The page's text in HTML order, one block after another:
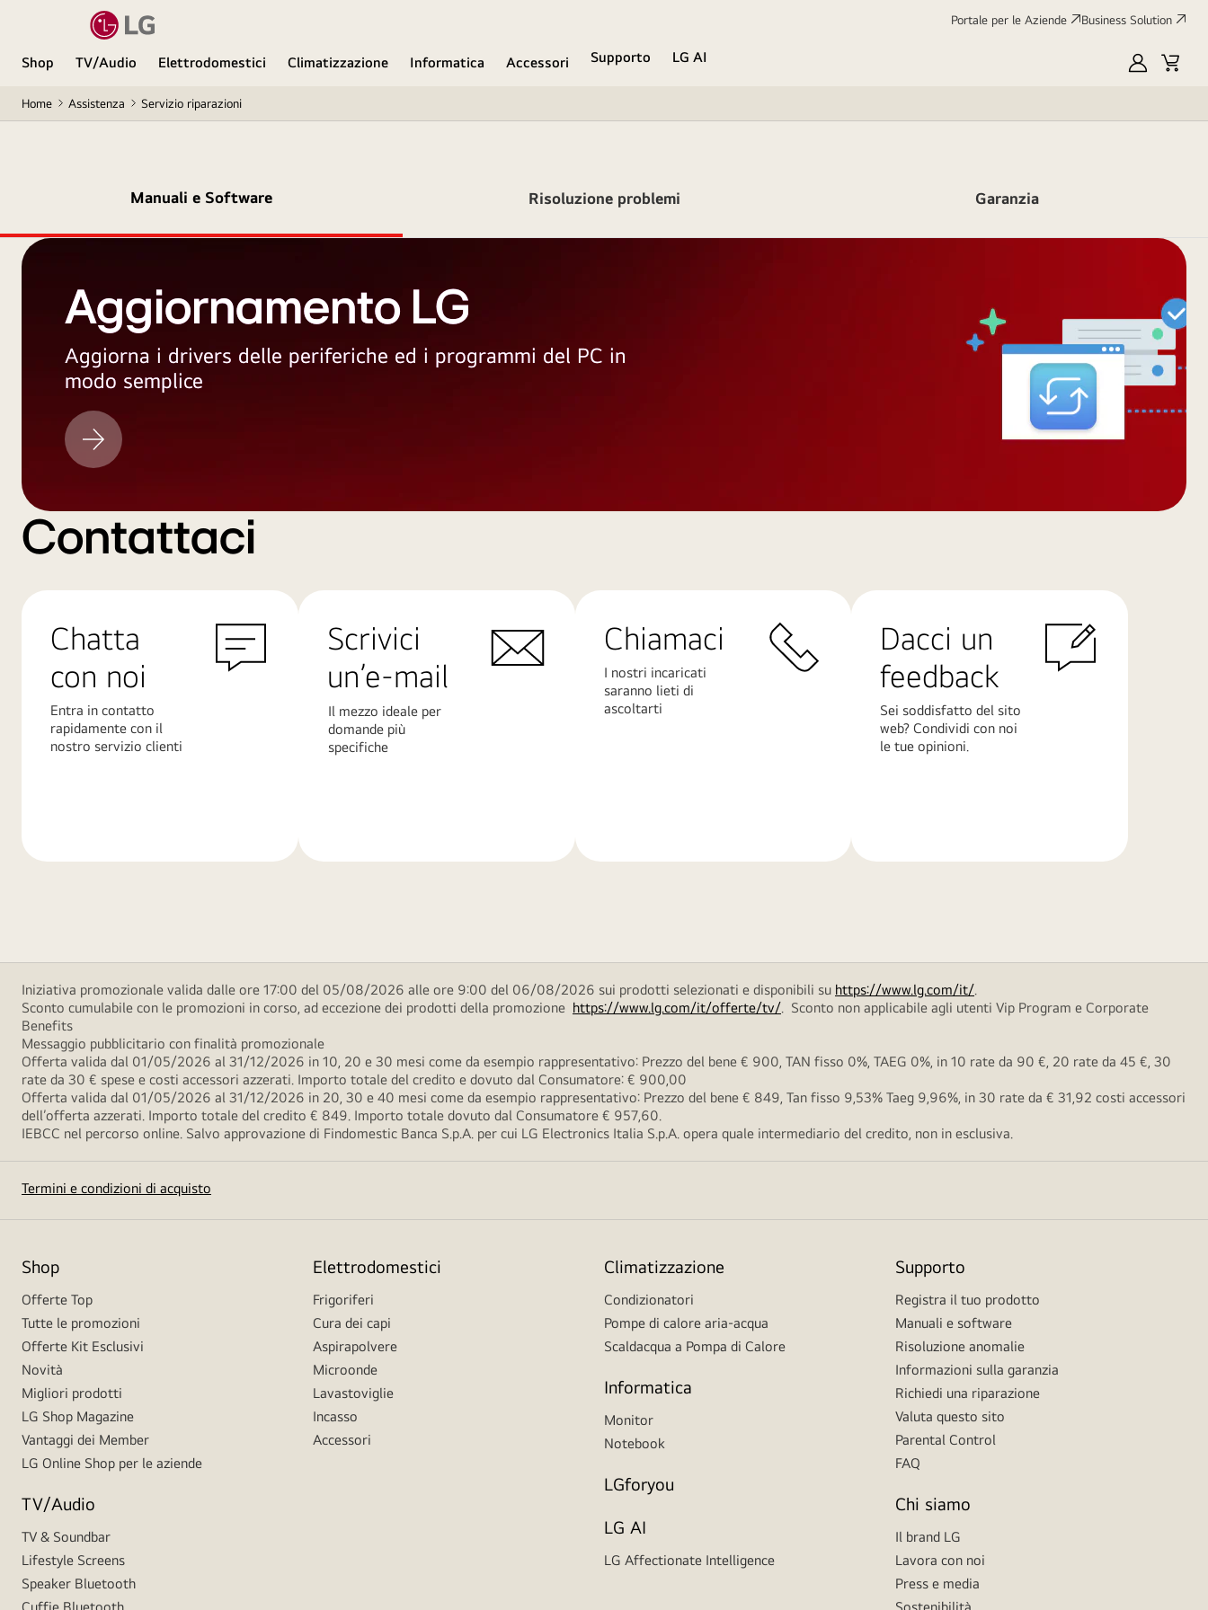
Portale per le Aziende Business Solution
Shop TV/Audio Elettrodomestici Climatizzazione Informatica Accessori Supporto
LG AI
My
Cart
Home Assistenza Servizio riparazioni
Manuali e Software Risoluzione problemi Garanzia
Aggiornamento LG
Aggiorna i drivers delle periferiche ed i programmi del PC in
modo semplice
Aggiornamento
LG
Contattaci
Chatta
con noi
Entra in contatto
rapidamente con il
nostro servizio clienti
Scrivici
un’e-mail
Il mezzo ideale per
domande più
specifiche
Chiamaci
I nostri incaricati
saranno lieti di
ascoltarti
Dacci un
feedback
Sei soddisfatto del sito
web? Condividi con noi
le tue opinioni.
Iniziativa promozionale valida dalle ore 17:00 del 05/08/2026 alle ore 9:00 del 06/08/2026 sui prodotti selezionati e disponibili su https://www.lg.com/it/.
Sconto cumulabile con le promozioni in corso, ad eccezione dei prodotti della promozione https://www.lg.com/it/offerte/tv/. Sconto non applicabile agli utenti Vip Program e Corporate
Benefits
Messaggio pubblicitario con finalità promozionale
Offerta valida dal 01/05/2026 al 31/12/2026 in 10, 20 e 30 mesi come da esempio rappresentativo: Prezzo del bene € 900, TAN fisso 0%, TAEG 0%, in 10 rate da 90 €, 20 rate da 45 €, 30
rate da 30 € spese e costi accessori azzerati. Importo totale del credito e dovuto dal Consumatore: € 900,00
Offerta valida dal 01/05/2026 al 31/12/2026 in 20, 30 e 40 mesi come da esempio rappresentativo: Prezzo del bene € 849, Tan fisso 9,53% Taeg 9,96%, in 30 rate da € 31,92 costi accessori
dell’offerta azzerati. Importo totale del credito € 849. Importo totale dovuto dal Consumatore € 957,60.
IEBCC nel percorso online. Salvo approvazione di Findomestic Banca S.p.A. per cui LG Electronics Italia S.p.A. opera quale intermediario del credito, non in esclusiva.
Termini e condizioni di acquisto
Shop
Offerte Top
Tutte le promozioni
Offerte Kit Esclusivi
Novità
Migliori prodotti
LG Shop Magazine
Vantaggi dei Member
LG Online Shop per le aziende
TV/Audio
TV & Soundbar
Lifestyle Screens
Speaker Bluetooth
Elettrodomestici
Frigoriferi
Cura dei capi
Aspirapolvere
Microonde
Lavastoviglie
Incasso
Accessori
Climatizzazione
Condizionatori
Pompe di calore aria-acqua
Scaldacqua a Pompa di Calore
Informatica
Monitor
Notebook
LGforyou
LG AI
LG Affectionate Intelligence
Supporto
Registra il tuo prodotto
Manuali e software
Risoluzione anomalie
Informazioni sulla garanzia
Richiedi una riparazione
Valuta questo sito
Parental Control
FAQ
Chi siamo
Il brand LG
Lavora con noi
Press e media